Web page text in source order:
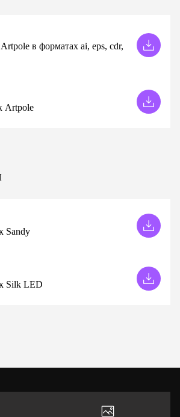
в форматах ai, eps, cdr,
Artpole
Sandy
Silk LED